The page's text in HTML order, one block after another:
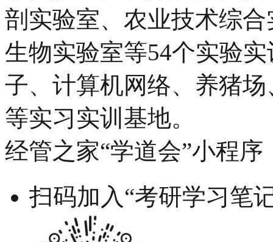
剖实验室、农业技术综
生物实验室等54个实验
子、计算机网络、养猪
等实习实训基地。
经管之家“学道会”小程序
扫码加入“考研学习笔